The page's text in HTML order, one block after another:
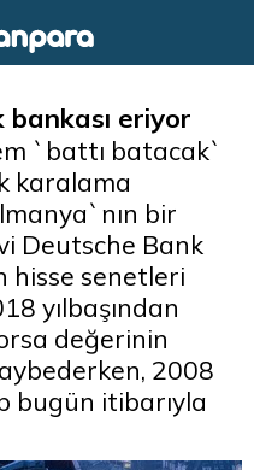
bankası eriyor
`battı batacak`
karalama
bir
Deutsche Bank
hisse senetleri
yılbaşından
değerinin
2008
bugün itibarıyla